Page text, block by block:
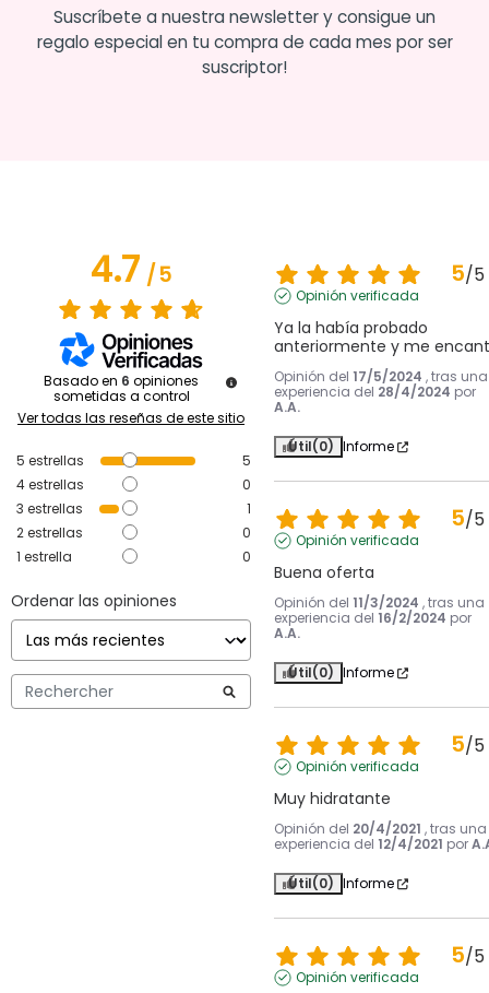
Suscríbete a nuestra newsletter y consigue un
regalo especial en tu compra de cada mes por ser
suscriptor!
4.7/5
Basado en 6 opiniones
sometidas a control
Ver todas las reseñas de este sitio
5 estrellas
5
4estrellas
0
3 estrellas
1
2estrellas
0
1 estrella 0
Ordenar las opiniones
5/5
Opinión verificada
Ya la había probado
anteriormente y me
Opinión del 17/5/2024 , tras una
experiencia del 28/4/2024 por
A.A.
Útil(0) Informe
5/5
Opinión verificada
Buena oferta
Opinión del 11/3/2024 , tras una
experiencia del 16/2/2024 por
A.A.
Útil(0) Informe
5/5
Opinión verificada
Muy hidratante
Opinión del 20/4/2021 , tras una
experiencia del 12/4/2021 por
Útil(0) Informe
5/5
Opinión verificada